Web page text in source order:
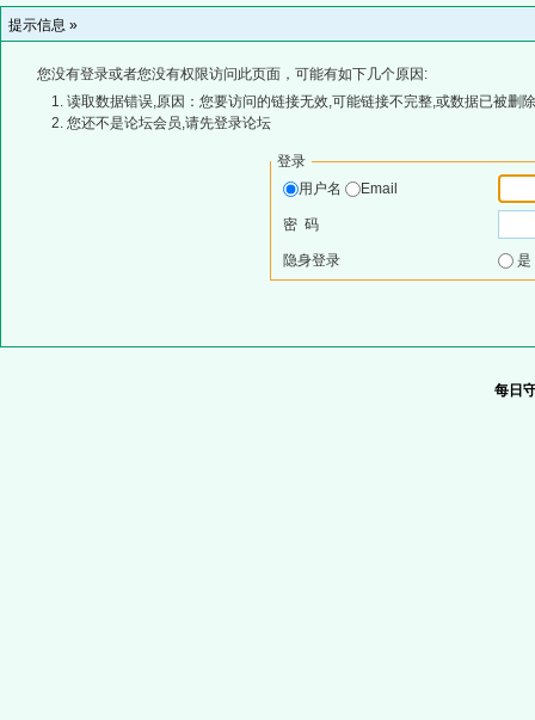
提示信息 »
您没有登录或者您没有权限访问此页面，可能有如下几个原因:
读取数据错误,原因：您要访问的链接无效,可能链接不完整,或数据已被删
您还不是论坛会员,请先登录论坛
登录
用户名
Email
密 码
隐身登录
每日